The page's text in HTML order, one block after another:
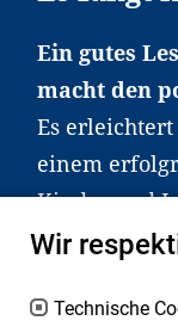
Ein gutes
macht den
Es
einem
Kinder und
haben aber
an Familien
Wir
Technische